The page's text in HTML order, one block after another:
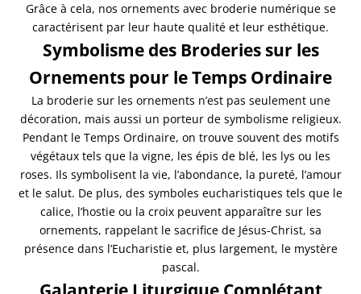
Grâce à cela, nos ornements avec broderie numérique se
caractérisent par leur haute qualité et leur esthétique.
Symbolisme des Broderies sur les
Ornements pour le Temps Ordinaire
La broderie sur les ornements n’est pas seulement une
décoration, mais aussi un porteur de symbolisme religieux.
Pendant le Temps Ordinaire, on trouve souvent des motifs
végétaux tels que la vigne, les épis de blé, les lys ou les
roses. Ils symbolisent la vie, l’abondance, la pureté, l’amour
et le salut. De plus, des symboles eucharistiques tels que le
calice, l’hostie ou la croix peuvent apparaître sur les
ornements, rappelant le sacrifice de Jésus-Christ, sa
présence dans l’Eucharistie et, plus largement, le mystère
pascal.